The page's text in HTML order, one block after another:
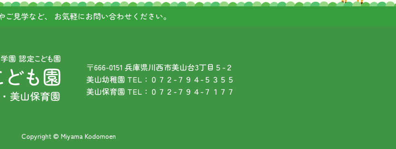
ご見学など、 お気軽にお問い合わせください。
〒666-0151 兵庫県川西市美山台3丁目５-２
美山幼稚園 TEL：０７２-７９４-５３５５
美山保育園 TEL：０７２-７９４-７１７７
Copyright © Miyama Kodomoen